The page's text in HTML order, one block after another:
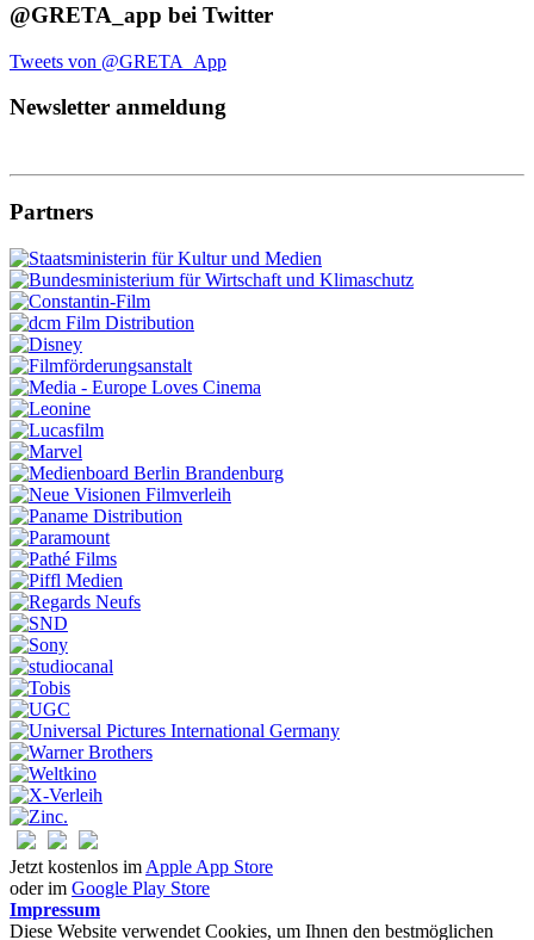
@GRETA_app bei Twitter
Tweets von @GRETA_App
Newsletter anmeldung
Partners
Jetzt kostenlos im Apple App Store
oder im Google Play Store
Impressum
Diese Website verwendet Cookies, um Ihnen den bestmöglichen